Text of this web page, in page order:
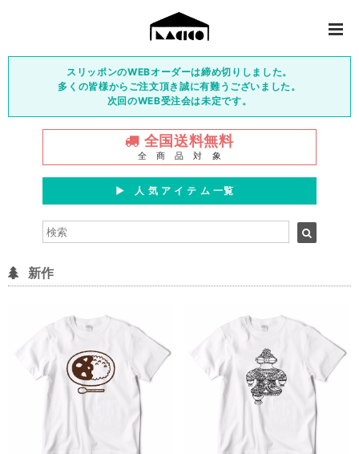
スリッポンのWEBオーダーは締め切りしました。
多くの皆様からご注文頂き誠に有難うございました。
次回のWEB受注会は未定です。
全国送料無料
全 商 品 対 象
▶︎ 人 気 ア イ テ ム 一覧
新作